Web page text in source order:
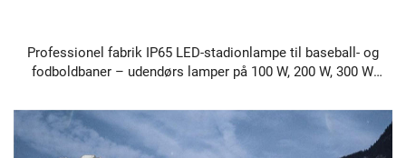
Professionel fabrik IP65 LED-stadionlampe til baseball- og
fodboldbaner – udendørs lamper på 100 W, 200 W, 300 W,